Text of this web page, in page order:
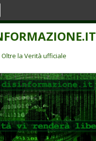
Oltre la Verità ufficiale
Ricerca
per: